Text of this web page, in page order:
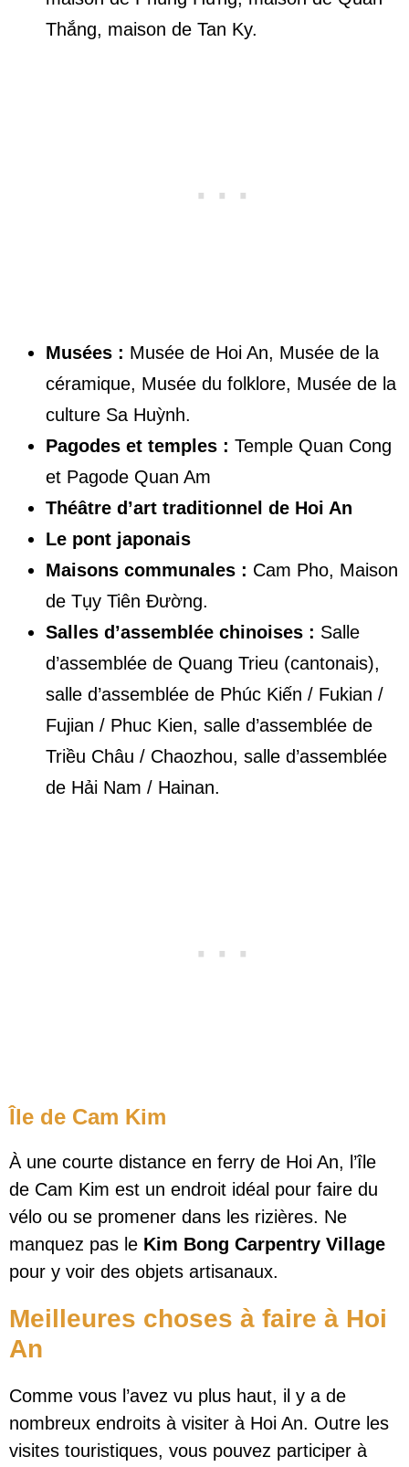
Thắng, maison de Tan Ky.
Musées : Musée de Hoi An, Musée de la
céramique, Musée du folklore, Musée de la
culture Sa Huỳnh.
Pagodes et temples : Temple Quan Cong
et Pagode Quan Am
Théâtre d’art traditionnel de Hoi An
Le pont japonais
Maisons communales : Cam Pho, Maison
de Tụy Tiên Đường.
Salles d’assemblée chinoises : Salle
d’assemblée de Quang Trieu (cantonais),
salle d’assemblée de Phúc Kiến / Fukian /
Fujian / Phuc Kien, salle d’assemblée de
Triều Châu / Chaozhou, salle d’assemblée
de Hải Nam / Hainan.
Île de Cam Kim
À une courte distance en ferry de Hoi An, l’île
de Cam Kim est un endroit idéal pour faire du
vélo ou se promener dans les rizières. Ne
manquez pas le Kim Bong Carpentry Village
pour y voir des objets artisanaux.
Meilleures choses à faire à Hoi
An
Comme vous l’avez vu plus haut, il y a de
nombreux endroits à visiter à Hoi An. Outre les
visites touristiques, vous pouvez participer à